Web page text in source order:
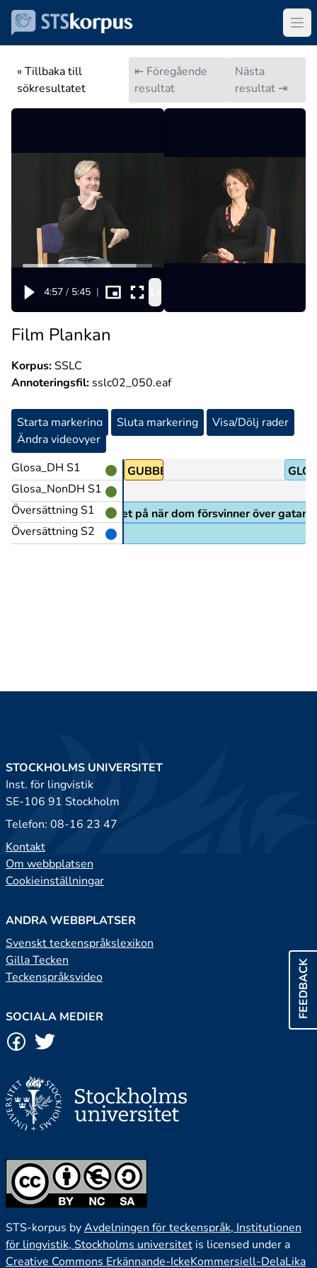
« Tillbaka till
sökresultatet
⇤ Föregående
resultat
Nästa
resultat ⇥
4:57 / 5:45 |
Film Plankan
Korpus:SSLC
Annoteringsfil: sslc02_050.eaf
Starta markering Sluta markering
Visa/Dölj rader
Ändra videovyer
Glosa_DH S1
Glosa_NonDH S1
Översättning S1
Översättning S2
GUBBE
mannen tittar häpet på när dom försvinner över gatan
FEEDBACK
STOCKHOLMS UNIVERSITET
Inst. för lingvistik
SE-106 91 Stockholm
Telefon: 08-16 23 47
Kontakt
Om webbplatsen
Cookieinställningar
ANDRA WEBBPLATSER
Svenskt teckenspråkslexikon
Gilla Tecken
Teckenspråksvideo
SOCIALA MEDIER
STS-korpus byAvdelningen för teckenspråk, Institutionen
för lingvistik, Stockholms universitet is licensed under a
Creative Commons Erkännande-IckeKommersiell-DelaLika